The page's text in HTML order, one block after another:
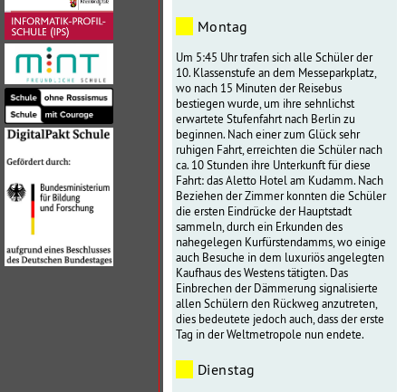
Montag
Um 5:45 Uhr trafen sich alle Schüler der
10. Klassenstufe an dem Messeparkplatz,
wo nach 15 Minuten der Reisebus
bestiegen wurde, um ihre sehnlichst
erwartete Stufenfahrt nach Berlin zu
beginnen. Nach einer zum Glück sehr
ruhigen Fahrt, erreichten die Schüler nach
ca. 10 Stunden ihre Unterkunft für diese
Fahrt: das Aletto Hotel am Kudamm. Nach
Beziehen der Zimmer konnten die Schüler
die ersten Eindrücke der Hauptstadt
sammeln, durch ein Erkunden des
nahegelegen Kurfürstendamms, wo einige
auch Besuche in dem luxuriös angelegten
Kaufhaus des Westens tätigten. Das
Einbrechen der Dämmerung signalisierte
allen Schülern den Rückweg anzutreten,
dies bedeutete jedoch auch, dass der erste
Tag in der Weltmetropole nun endete.
Dienstag